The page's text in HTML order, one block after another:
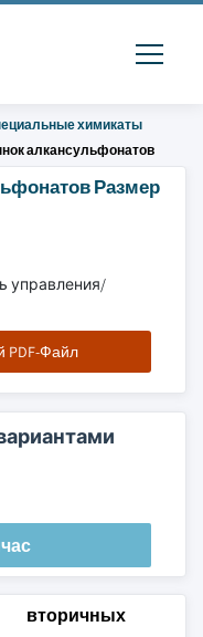
химикаты
алкансульфонатов
Размер
управления/
PDF-Файл